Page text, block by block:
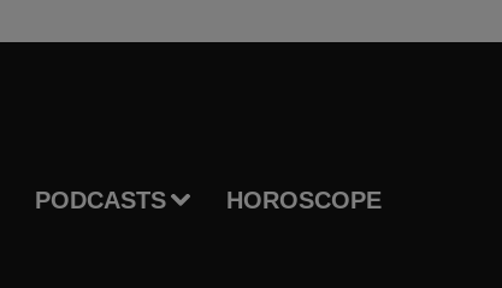
PODCASTS HOROSCOPE